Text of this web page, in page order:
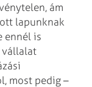
ám
lapunknak
ennél is
vállalat
most pedig –